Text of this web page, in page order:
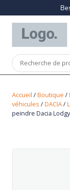
Accueil /Boutique /
véhicules /DACIA/
peindre Dacia